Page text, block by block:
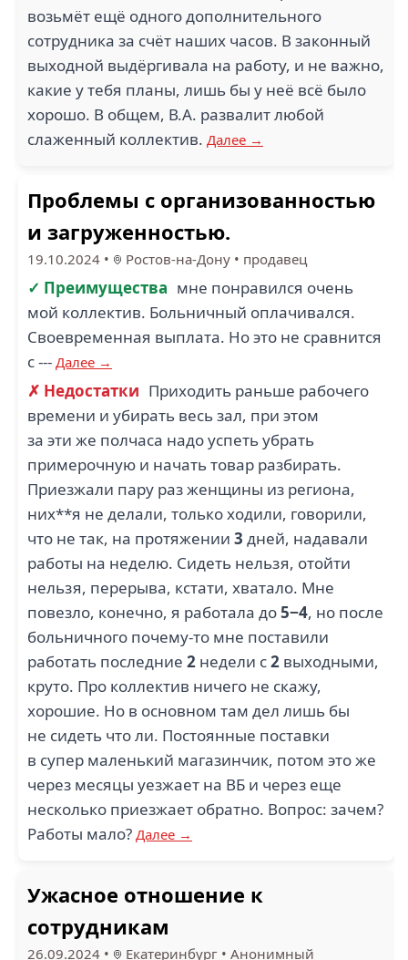
возьмёт ещё одного дополнительного
сотрудника за счёт наших часов. В законный
выходной выдёргивала на работу, и не важно,
какие у тебя планы, лишь бы у неё всё было
хорошо. В общем, В.А. развалит любой
слаженный коллектив. Далее →
Проблемы с организованностью
и загруженностью.
19.10.2024 • Ростов-на-Дону • продавец
✓ Преимущества мне понравился очень
мой коллектив. Больничный оплачивался.
Своевременная выплата. Но это не сравнится
с --- Далее →
✗ Недостатки Приходить раньше рабочего
времени и убирать весь зал, при этом
за эти же полчаса надо успеть убрать
примерочную и начать товар разбирать.
Приезжали пару раз женщины из региона,
них**я не делали, только ходили, говорили,
что не так, на протяжении 3 дней, надавали
работы на неделю. Сидеть нельзя, отойти
нельзя, перерыва, кстати, хватало. Мне
повезло, конечно, я работала до5−4, но после
больничного почему-то мне поставили
работать последние 2 недели с2 выходными,
круто. Про коллектив ничего не скажу,
хорошие. Но в основном там дел лишь бы
не сидеть что ли. Постоянные поставки
в супер маленький магазинчик, потом это же
через месяцы уезжает на ВБ и через еще
несколько приезжает обратно. Вопрос: зачем?
Работы мало? Далее →
Ужасное отношение к
сотрудникам
26.09.2024 • Екатеринбург • Анонимный